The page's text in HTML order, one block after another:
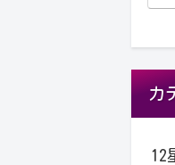
カ
12